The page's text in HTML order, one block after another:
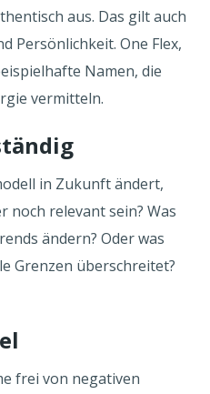
aus. Das gilt auch
Persönlichkeit. One Flex,
Namen, die
vermitteln.
in Zukunft ändert,
noch relevant sein? Was
ändern? Oder was
Grenzen überschreitet?
frei von negativen